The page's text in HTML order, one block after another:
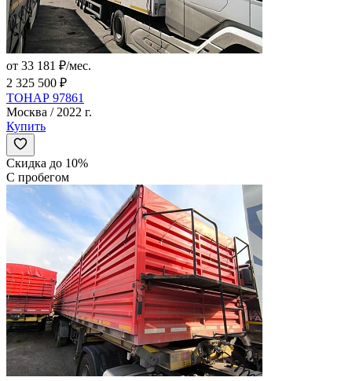
от 33 181 ₽/мес.
2 325 500 ₽
ТОНАР 97861
Москва / 2022 г.
Купить
Скидка до 10%
С пробегом